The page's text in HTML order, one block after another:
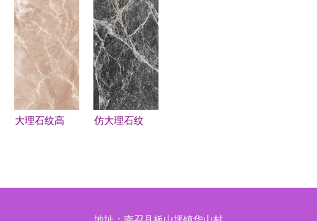
南 寻找优
质大理石瓷
砖厂家全解
析
面艺术的现
代诗意
大理石纹高
仿大理石纹